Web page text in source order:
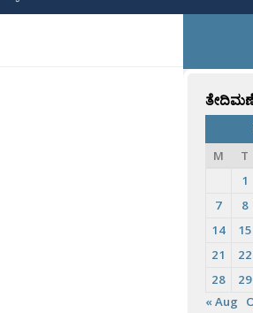
M
T
1
7
8
14
15
21
22
28
29
« Aug